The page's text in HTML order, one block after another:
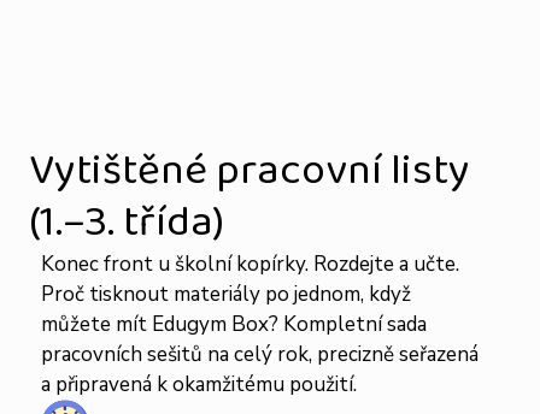
Vytištěné pracovní listy
(1.–3. třída)
Konec front u školní kopírky. Rozdejte a učte.
Proč tisknout materiály po jednom, když
můžete mít Edugym Box? Kompletní sada
pracovních sešitů na celý rok, precizně seřazená
a připravená k okamžitému použití.